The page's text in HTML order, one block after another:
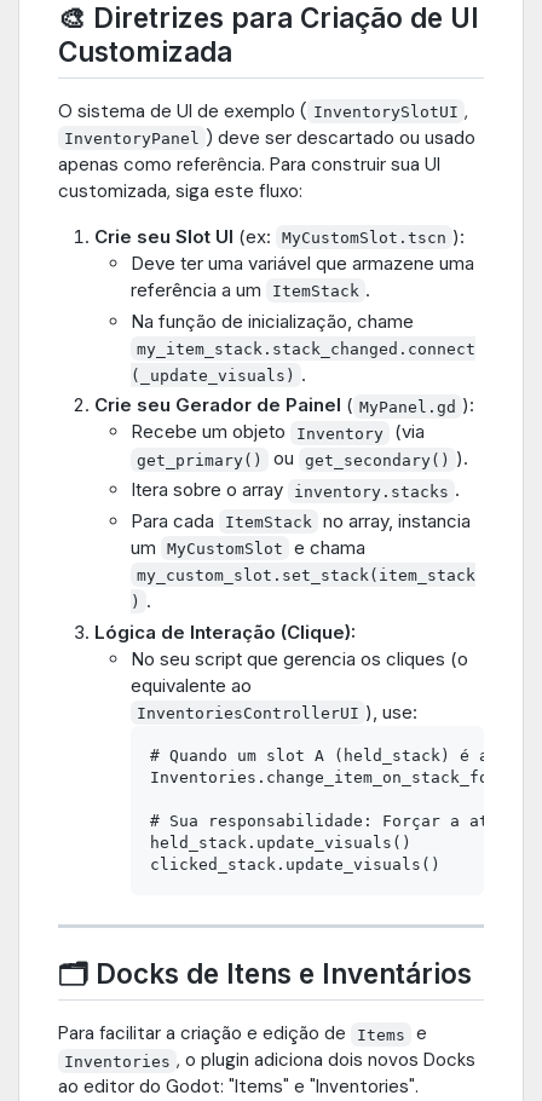
🎨 Diretrizes para Criação de UI
Customizada
O sistema de UI de exemplo ( InventorySlotUI ,
InventoryPanel ) deve ser descartado ou usado
apenas como referência. Para construir sua UI
customizada, siga este fluxo:
Crie seu Slot UI (ex: MyCustomSlot.tscn ):
Deve ter uma variável que armazene uma
referência a um
ItemStack .
Na função de inicialização, chame
my_item_stack.stack_changed.connect
(_update_visuals) .
Crie seu Gerador de Painel ( MyPanel.gd ):
Recebe um objeto
Inventory (via
get_primary() ou get_secondary() ).
Itera sobre o array
inventory.stacks .
Para cada
ItemStack
no array, instancia
um
MyCustomSlot e chama
my_custom_slot.set_stack(item_stack
) .
Lógica de Interação (Clique):
No seu script que gerencia os cliques (o
equivalente ao
InventoriesControllerUI ), use:
# Quando um slot A (held_stack) é
# Sua responsabilidade: Forçar a
held_stack.update_visuals()
🗂️ Docks de Itens e Inventários
Para facilitar a criação e edição de Items e
Inventories , o plugin adiciona dois novos Docks
ao editor do Godot: "Items" e "Inventories".